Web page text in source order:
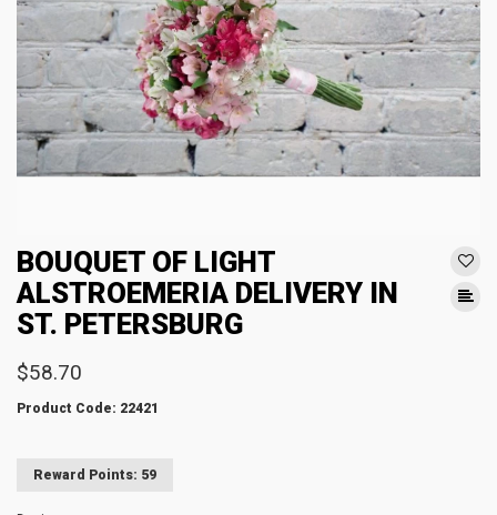
BOUQUET OF LIGHT
ALSTROEMERIA DELIVERY IN
ST. PETERSBURG
$58.70
Product Code: 22421
Reward Points: 59